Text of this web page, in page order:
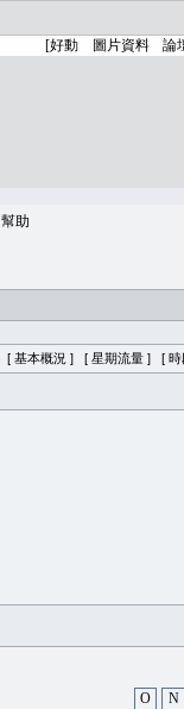
幫助
[ 基本概況 ] [ 星期流量 ] [ 時
O N